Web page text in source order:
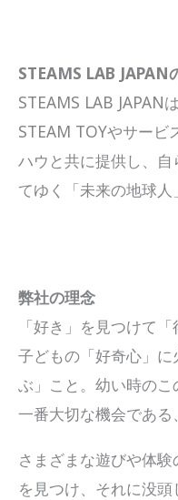
STEAMS LAB JAPAN
STEAMS LAB JAPAN
STEAM TOYやサービ
ハウと共に提供し、
てゆく「未来の地球人
弊社の理念
「好き」を見つけて「
子どもの「好奇心」
ぶ」こと。幼い時の
一番大切な機会である
さまざまな遊びや体
を見つけ、それに没